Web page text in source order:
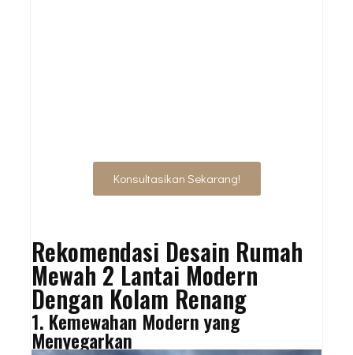
Konsultasikan Sekarang!
Rekomendasi Desain Rumah
Mewah 2 Lantai Modern
Dengan Kolam Renang
1. Kemewahan Modern yang
Menyegarkan